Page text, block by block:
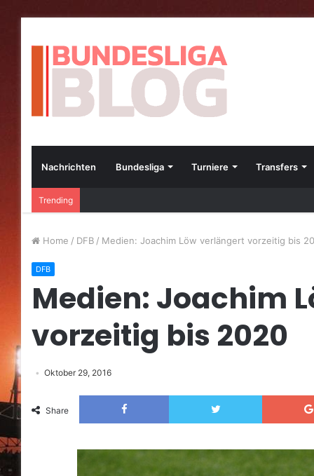
Nachrichten Bundesliga Turniere Transfers
Trending
Home / DFB / Medien: Joachim Löw verlängert vorzeitig bis
DFB
Medien: Joachim
vorzeitig bis 2020
Oktober 29, 2016
Share
Facebook Twitter